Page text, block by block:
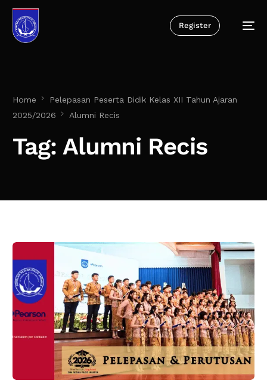
Register
Home
Pelepasan Peserta Didik Kelas XII Tahun Ajaran
2025/2026
Alumni Recis
Tag: Alumni Recis